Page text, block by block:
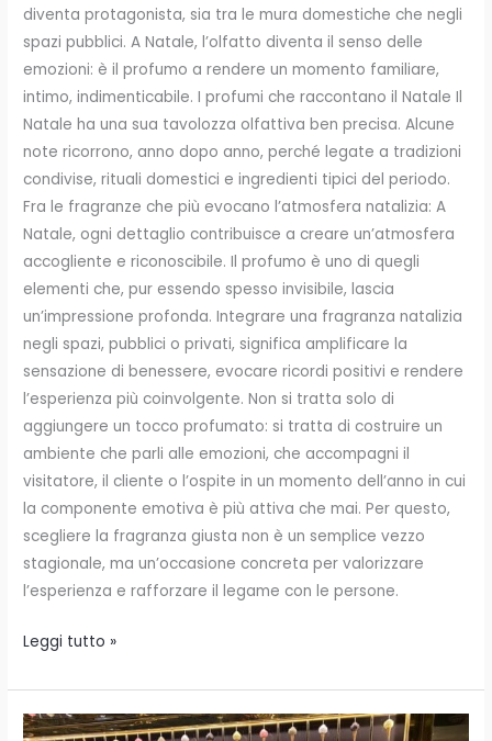
diventa protagonista, sia tra le mura domestiche che negli
spazi pubblici. A Natale, l’olfatto diventa il senso delle
emozioni: è il profumo a rendere un momento familiare,
intimo, indimenticabile. I profumi che raccontano il Natale Il
Natale ha una sua tavolozza olfattiva ben precisa. Alcune
note ricorrono, anno dopo anno, perché legate a tradizioni
condivise, rituali domestici e ingredienti tipici del periodo.
Fra le fragranze che più evocano l’atmosfera natalizia: A
Natale, ogni dettaglio contribuisce a creare un’atmosfera
accogliente e riconoscibile. Il profumo è uno di quegli
elementi che, pur essendo spesso invisibile, lascia
un’impressione profonda. Integrare una fragranza natalizia
negli spazi, pubblici o privati, significa amplificare la
sensazione di benessere, evocare ricordi positivi e rendere
l’esperienza più coinvolgente. Non si tratta solo di
aggiungere un tocco profumato: si tratta di costruire un
ambiente che parli alle emozioni, che accompagni il
visitatore, il cliente o l’ospite in un momento dell’anno in cui
la componente emotiva è più attiva che mai. Per questo,
scegliere la fragranza giusta non è un semplice vezzo
stagionale, ma un’occasione concreta per valorizzare
l’esperienza e rafforzare il legame con le persone.
Leggi tutto »
Venchi: